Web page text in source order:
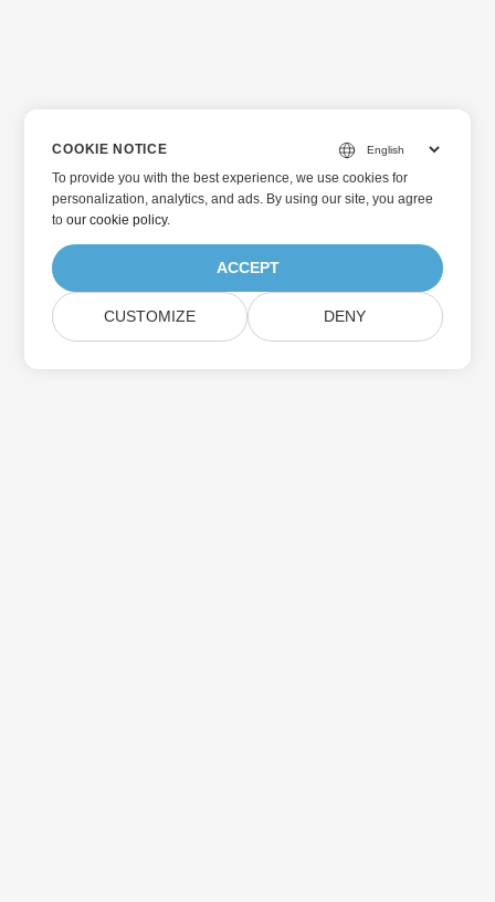
COOKIE NOTICE
To provide you with the best experience, we use cookies for
personalization, analytics, and ads. By using our site, you agree
toour cookie policy.
ACCEPT
CUSTOMIZE DENY